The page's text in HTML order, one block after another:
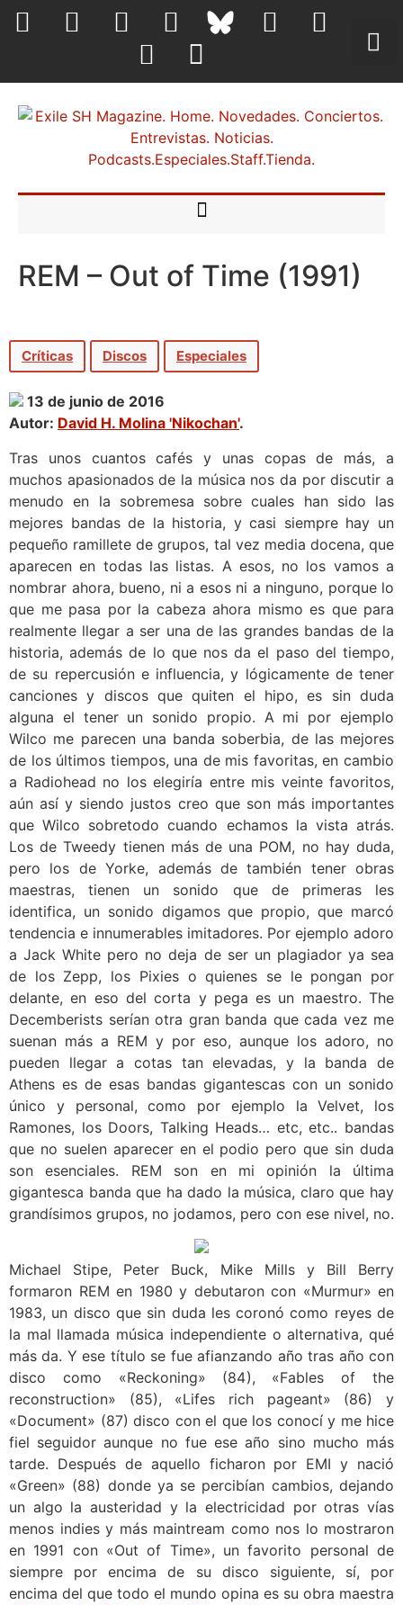
REM – Out of Time (1991)
Críticas Discos Especiales
13 de junio de 2016
Autor: David H. Molina 'Nikochan'.
Tras unos cuantos cafés y unas copas de más, a
muchos apasionados de la música nos da por discutir a
menudo en la sobremesa sobre cuales han sido las
mejores bandas de la historia, y casi siempre hay un
pequeño ramillete de grupos, tal vez media docena, que
aparecen en todas las listas. A esos, no los vamos a
nombrar ahora, bueno, ni a esos ni a ninguno, porque lo
que me pasa por la cabeza ahora mismo es que para
realmente llegar a ser una de las grandes bandas de la
historia, además de lo que nos da el paso del tiempo,
de su repercusión e influencia, y lógicamente de tener
canciones y discos que quiten el hipo, es sin duda
alguna el tener un sonido propio. A mi por ejemplo
Wilco me parecen una banda soberbia, de las mejores
de los últimos tiempos, una de mis favoritas, en cambio
a Radiohead no los elegiría entre mis veinte favoritos,
aún así y siendo justos creo que son más importantes
que Wilco sobretodo cuando echamos la vista atrás.
Los de Tweedy tienen más de una POM, no hay duda,
pero los de Yorke, además de también tener obras
maestras, tienen un sonido que de primeras les
identifica, un sonido digamos que propio, que marcó
tendencia e innumerables imitadores. Por ejemplo adoro
a Jack White pero no deja de ser un plagiador ya sea
de los Zepp, los Pixies o quienes se le pongan por
delante, en eso del corta y pega es un maestro. The
Decemberists serían otra gran banda que cada vez me
suenan más a REM y por eso, aunque los adoro, no
pueden llegar a cotas tan elevadas, y la banda de
Athens es de esas bandas gigantescas con un sonido
único y personal, como por ejemplo la Velvet, los
Ramones, los Doors, Talking Heads… etc, etc.. bandas
que no suelen aparecer en el podio pero que sin duda
son esenciales. REM son en mi opinión la última
gigantesca banda que ha dado la música, claro que hay
grandísimos grupos, no jodamos, pero con ese nivel, no.
Michael Stipe, Peter Buck, Mike Mills y Bill Berry
formaron REM en 1980 y debutaron con «Murmur» en
1983, un disco que sin duda les coronó como reyes de
la mal llamada música independiente o alternativa, qué
más da. Y ese título se fue afianzando año tras año con
disco como «Reckoning» (84), «Fables of the
reconstruction» (85), «Lifes rich pageant» (86) y
«Document» (87) disco con el que los conocí y me hice
fiel seguidor aunque no fue ese año sino mucho más
tarde. Después de aquello ficharon por EMI y nació
«Green» (88) donde ya se percibían cambios, dejando
un algo la austeridad y la electricidad por otras vías
menos indies y más maintream como nos lo mostraron
en 1991 con «Out of Time», un favorito personal de
siempre por encima de su disco siguiente, sí, por
encima del que todo el mundo opina es su obra maestra